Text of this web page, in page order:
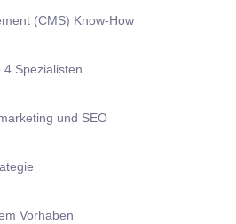
(CMS) Know-How
Spezialisten
und SEO
Vorhaben